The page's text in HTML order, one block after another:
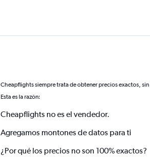
Cheapflights siempre trata de obtener precios exactos,
Esta es la razón:
Cheapflights no es el vendedor.
Agregamos montones de datos para ti
¿Por qué los precios no son 100% exactos?